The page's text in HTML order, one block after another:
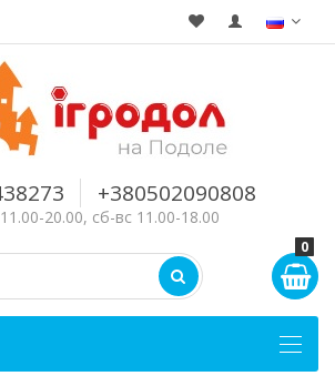
+380502090808
20.00, сб-вс 11.00-18.00
0